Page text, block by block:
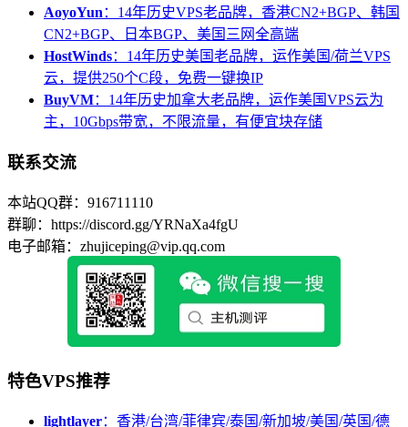
AoyoYun ：14年历史VPS老品牌，香港CN2+BGP、韩国
CN2+BGP、日本BGP、美国三网全高端
HostWinds：14年历史美国老品牌，运作美国/荷兰VPS
云，提供250个C段，免费一键换IP
BuyVM：14年历史加拿大老品牌，运作美国VPS云为
主，10Gbps带宽，不限流量，有便宜块存储
联系交流
本站QQ群：916711110
群聊：https://discord.gg/YRNaXa4fgU
电子邮箱：zhujiceping@vip.qq.com
特色VPS推荐
lightlayer：香港/台湾/菲律宾/泰国/新加坡/美国/英国/德